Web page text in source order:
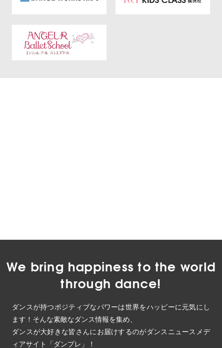
We bring happiness to the world
through dance!
ダンスが持つポジティブなパワーは世界をハッピーに元気にし
ます！そんな素敵なダンス情報を集め、
ダンスが大好きな皆さんにお届けするのがダンスニュースメデ
ィアサイト「ダンプレ」！